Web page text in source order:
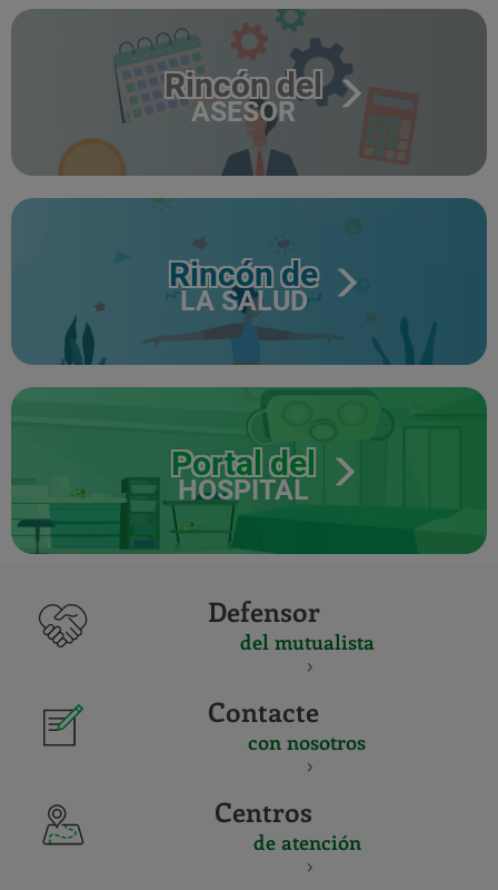
Rincón del
ASESOR
Rincón de
LA SALUD
Portal del
HOSPITAL
Defensor
del mutualista
Contacte
con nosotros
Centros
de atención